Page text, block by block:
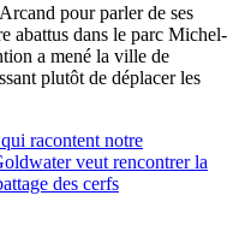
pour parler de ses
abattus dans le parc Michel-
a mené la ville de
plutôt de déplacer les
racontent notre
veut rencontrer la
des cerfs